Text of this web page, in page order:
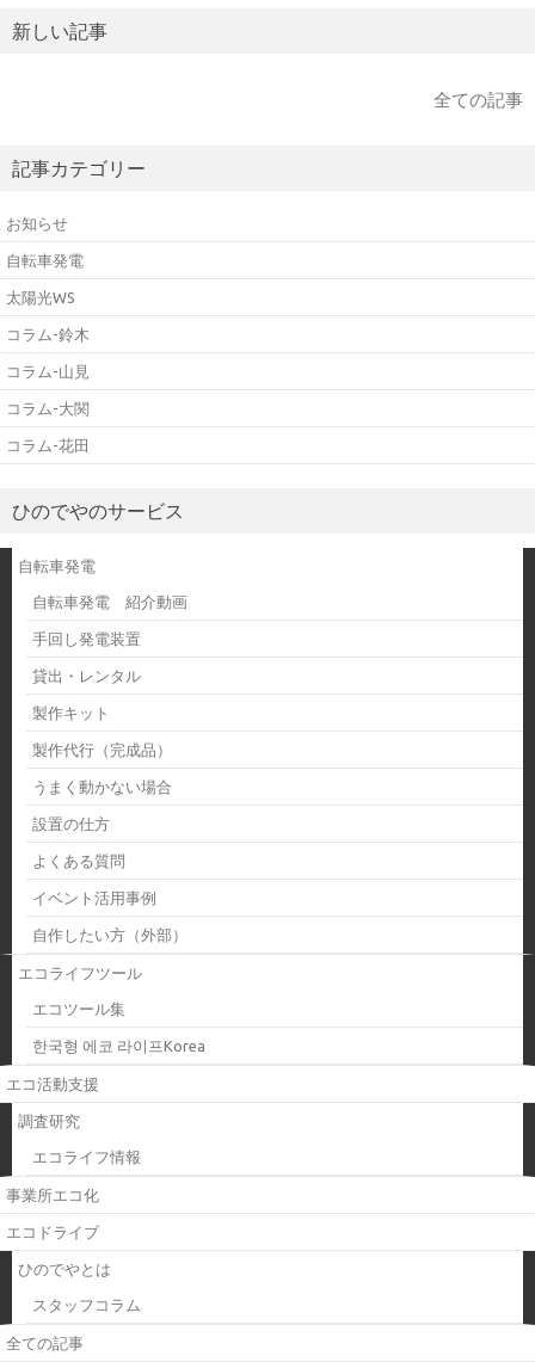
新しい記事
全ての記事
記事カテゴリー
お知らせ
自転車発電
太陽光WS
コラム-鈴木
コラム-山見
コラム-大関
コラム-花田
ひのでやのサービス
自転車発電
自転車発電 紹介動画
手回し発電装置
貸出・レンタル
製作キット
製作代行（完成品）
うまく動かない場合
設置の仕方
よくある質問
イベント活用事例
自作したい方（外部）
エコライフツール
エコツール集
한국형 에코 라이프Korea
エコ活動支援
調査研究
エコライフ情報
事業所エコ化
エコドライブ
ひのでやとは
スタッフコラム
全ての記事